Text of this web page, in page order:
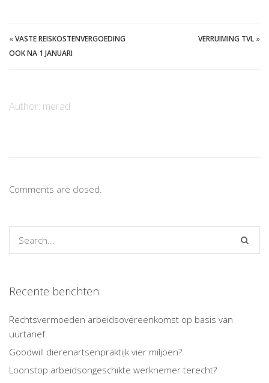
«VASTE REISKOSTENVERGOEDING
OOK NA 1 JANUARI
VERRUIMING TVL »
Author: merad
Comments are closed.
Recente berichten
Rechtsvermoeden arbeidsovereenkomst op basis van
uurtarief
Goodwill dierenartsenpraktijk vier miljoen?
Loonstop arbeidsongeschikte werknemer terecht?